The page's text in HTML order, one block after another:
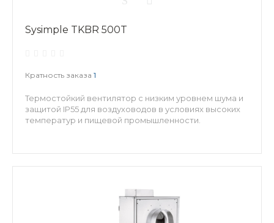
Sysimple TKBR 500T
Кратность заказа 1
Термостойкий вентилятор с низким уровнем шума и
защитой IP55 для воздуховодов в условиях высоких
температур и пищевой промышленности.